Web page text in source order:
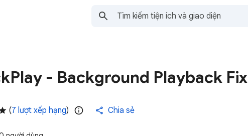
- Background Playback Fix
(7 lượt xếp hạng) Chia sẻ